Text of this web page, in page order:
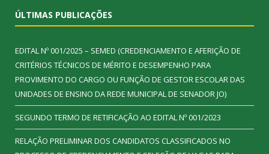
ÚLTIMAS PUBLICAÇÕES
EDITAL Nº 001/2025 – SEMED (CREDENCIAMENTO E AFERIÇÃO DE
CRITÉRIOS TÉCNICOS DE MÉRITO E DESEMPENHO PARA
PROVIMENTO DO CARGO OU FUNÇÃO DE GESTOR ESCOLAR DAS
UNIDADES DE ENSINO DA REDE MUNICIPAL DE SENADOR JO)
SEGUNDO TERMO DE RETIFICAÇÃO AO EDITAL Nº 001/2023
RELAÇÃO PRELIMINAR DOS CANDIDATOS CLASSIFICADOS NO